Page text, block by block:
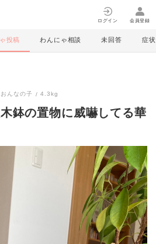
ログイン 会員登録
投稿 わんにゃ相談 未回答 症状
おんなの子 4.3kg
鉢の置物に威嚇してる華